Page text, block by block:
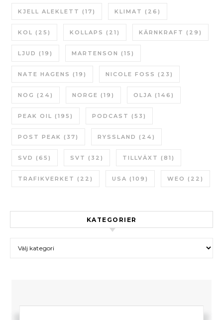
KJELL ALEKLETT (17) KLIMAT (26)
KOL (25) KOLLAPS (21) KÄRNKRAFT (29)
LJUD (19) MARTENSON (15)
NATE HAGENS (19) NICOLE FOSS (23)
NOG (24) NORGE (19) OLJA (146)
PEAK OIL (195) PODCAST (53)
POST PEAK (37) RYSSLAND (24)
SVD (65) SVT (32) TILLVÄXT (81)
TRAFIKVERKET (22) USA (109) WEO (22)
KATEGORIER